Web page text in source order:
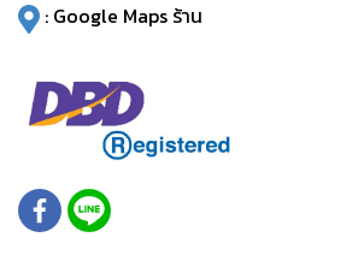
: Google Maps ร้าน